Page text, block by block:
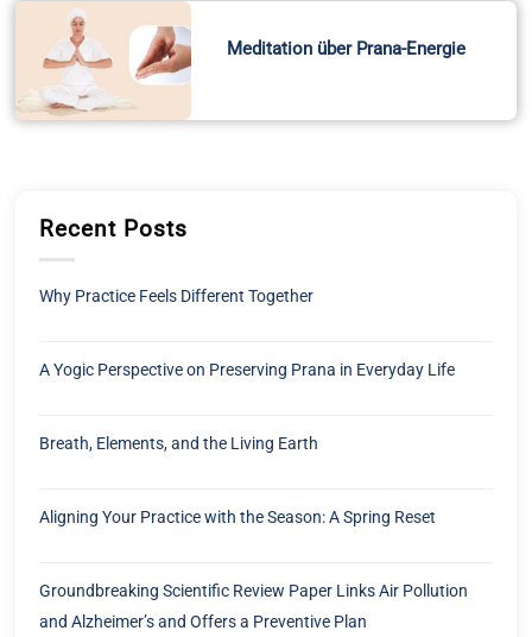
Meditation über Prana-Energie
Recent Posts
Why Practice Feels Different Together
A Yogic Perspective on Preserving Prana in Everyday Life
Breath, Elements, and the Living Earth
Aligning Your Practice with the Season: A Spring Reset
Groundbreaking Scientific Review Paper Links Air Pollution
and Alzheimer’s and Offers a Preventive Plan